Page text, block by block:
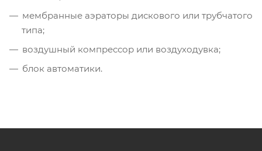
мембранные аэраторы дискового или трубчатого
типа;
воздушный компрессор или воздуходувка;
блок автоматики.